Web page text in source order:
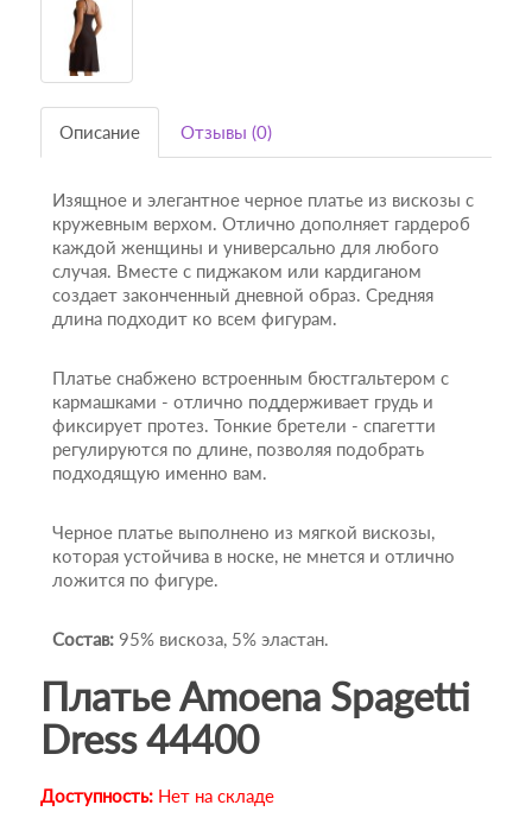
Описание Отзывы (0)
Изящное и элегантное черное платье из вискозы с
кружевным верхом. Отлично дополняет гардероб
каждой женщины и универсально для любого
случая. Вместе с пиджаком или кардиганом
создает законченный дневной образ. Средняя
длина подходит ко всем фигурам.
Платье снабжено встроенным бюстгальтером с
кармашками - отлично поддерживает грудь и
фиксирует протез. Тонкие бретели - спагетти
регулируются по длине, позволяя подобрать
подходящую именно вам.
Черное платье выполнено из мягкой вискозы,
которая устойчива в носке, не мнется и отлично
ложится по фигуре.
Состав: 95% вискоза, 5% эластан.
Платье Amoena Spagetti
Dress 44400
Доступность: Нет на складе